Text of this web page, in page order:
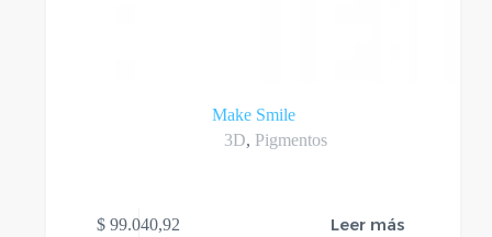
Make Smile
3D, Pigmentos
$ 99.040,92 Leer más